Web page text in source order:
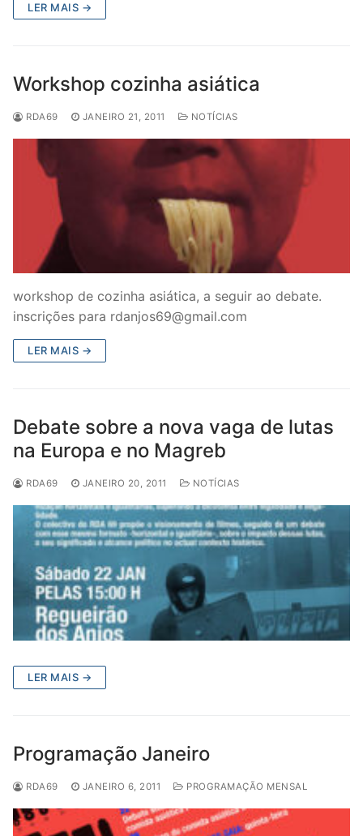
LER MAIS →
Workshop cozinha asiática
RDA69 JANEIRO 21, 2011 NOTÍCIAS
workshop de cozinha asiática, a seguir ao debate.
inscrições para rdanjos69@gmail.com
LER MAIS →
Debate sobre a nova vaga de lutas
na Europa e no Magreb
RDA69 JANEIRO 20, 2011 NOTÍCIAS
LER MAIS →
Programação Janeiro
RDA69 JANEIRO 6, 2011 PROGRAMAÇÃO MENSAL